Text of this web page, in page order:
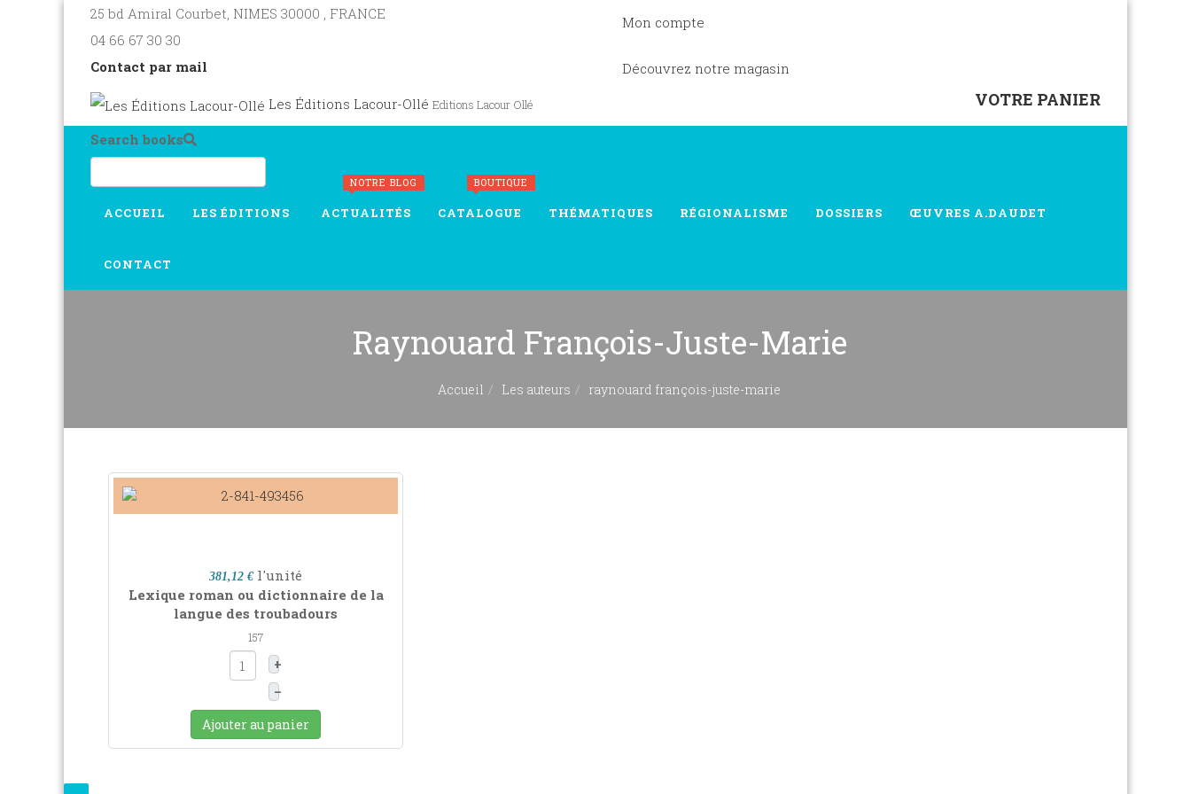
25 bd Amiral Courbet, NIMES 30000 , FRANCE
04 66 67 30 30
Contact par mail
Mon compte
Découvrez notre magasin
Les Éditions Lacour-Ollé Editions Lacour Ollé VOTRE PANIER
Search books
ACCUEIL LES ÉDITIONS ACTUALITÉS
NOTRE BLOG
CATALOGUE
BOUTIQUE
THÉMATIQUES RÉGIONALISME DOSSIERS ŒUVRES A.DAUDET
CONTACT
Raynouard François-Juste-Marie
Accueil Les auteurs raynouard françois-juste-marie
381,12 € l'unité
Lexique roman ou dictionnaire de la
langue des troubadours
157
+
–
Ajouter au panier